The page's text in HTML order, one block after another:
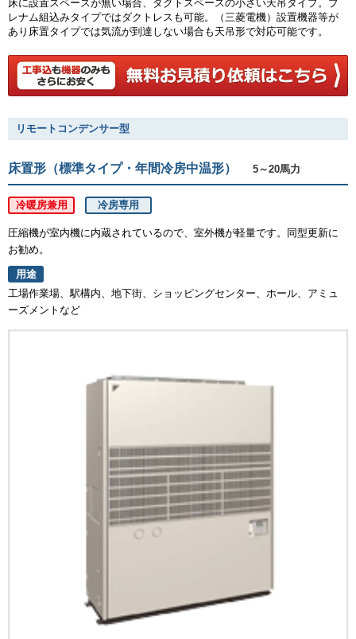
床に設置スペースが無い場合、ダクトスペースの小さい天吊タイプ。プ
レナム組込みタイプではダクトレスも可能。（三菱電機）設置機器等が
あり床置タイプでは気流が到達しない場合も天吊形で対応可能です。
リモートコンデンサー型
床置形（標準タイプ・年間冷房中温形） 5～20馬力
冷暖房兼用 冷房専用
圧縮機が室内機に内蔵されているので、室外機が軽量です。同型更新に
お勧め。
用途
工場作業場、駅構内、地下街、ショッピングセンター、ホール、アミュ
ーズメントなど